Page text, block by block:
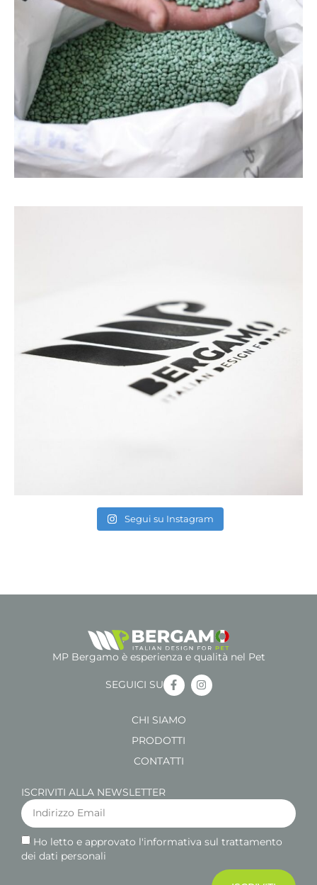
Segui su Instagram
MP Bergamo è esperienza e qualità nel Pet
SEGUICI SU
CHI SIAMO
PRODOTTI
CONTATTI
ISCRIVITI ALLA NEWSLETTER
Ho letto e approvato l'informativa sul trattamento
dei dati personali